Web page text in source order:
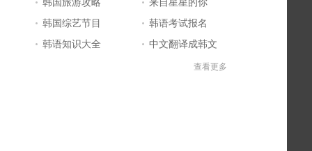
韩国综艺节目
韩语考试报名
韩语知识大全
中文翻译成韩文
查看更多